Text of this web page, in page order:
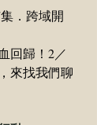
．跨域開
回歸！2／
來找我們聊